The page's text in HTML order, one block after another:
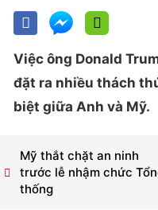
Việc ông Donald
đặt ra nhiều thách
biệt giữa Anh và Mỹ.
Mỹ thắt chặt an ninh
trước lễ nhậm chức
thống